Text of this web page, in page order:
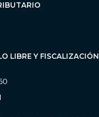
LIBRE Y FISCALIZACIÓN